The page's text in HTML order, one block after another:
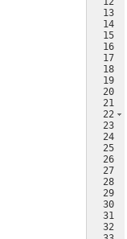
13
14
15
16
17
18
19
20
21
22
23
24
25
26
27
28
29
30
31
32